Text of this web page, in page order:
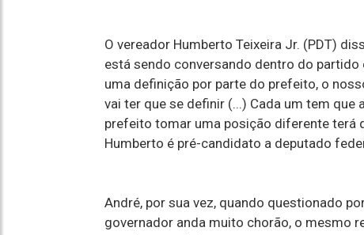
O vereador Humberto Teixeira Jr. (PDT)
está sendo conversando dentro do partido
uma definição por parte do prefeito, o
vai ter que se definir (...) Cada um tem
prefeito tomar uma posição diferente terá
Humberto é pré-candidato a deputado
André, por sua vez, quando questionado
governador anda muito chorão, o mesmo